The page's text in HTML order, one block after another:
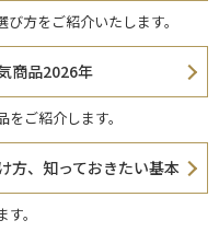
方をご紹介いたします。
商品2026年
ご紹介します。
方、知っておきたい基本
。